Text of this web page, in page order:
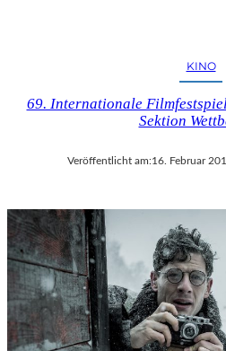
KINO
69. Internationale
Sektion
Veröffentlicht am:16. Februar